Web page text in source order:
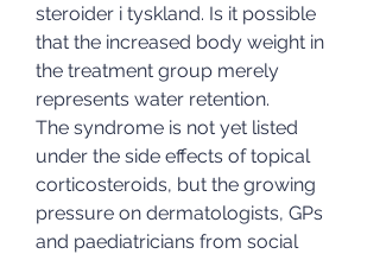
steroider i tyskland. Is it possible
that the increased body weight in
the treatment group merely
represents water retention.
The syndrome is not yet listed
under the side effects of topical
corticosteroids, but the growing
pressure on dermatologists, GPs
and paediatricians from social